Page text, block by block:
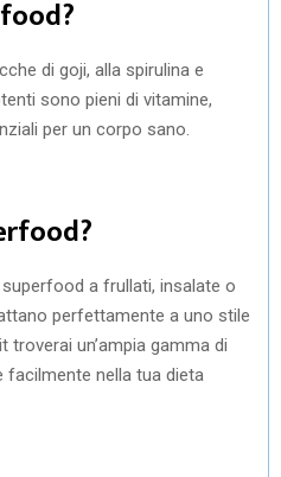
di goji, alla spirulina e
sono pieni di vitamine,
per un corpo sano.
a frullati, insalate o
perfettamente a uno stile
troverai un’ampia gamma di
nella tua dieta